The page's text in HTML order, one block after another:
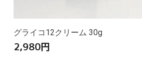
グライコ12クリーム 30g
2,980円